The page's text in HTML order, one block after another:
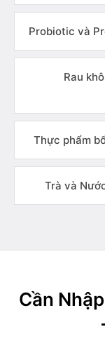
Probiotic và
Rau khô
Thực phẩm
Trà và
Cần